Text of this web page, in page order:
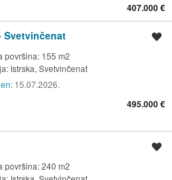
407.000 €
Svetvinčenat
površina: 155 m2
Istrska, Svetvinčenat
15.07.2026.
495.000 €
površina: 240 m2